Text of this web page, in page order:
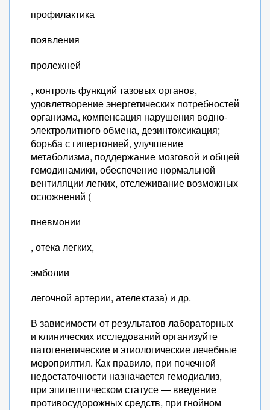
профилактика
появления
пролежней
, контроль функций тазовых органов,
удовлетворение энергетических потребностей
организма, компенсация нарушения водно-
электролитного обмена, дезинтоксикация;
борьба с гипертонией, улучшение
метаболизма, поддержание мозговой и общей
гемодинамики, обеспечение нормальной
вентиляции легких, отслеживание возможных
осложнений (
пневмонии
, отека легких,
эмболии
легочной артерии, ателектаза) и др.
В зависимости от результатов лабораторных
и клинических исследований организуйте
патогенетические и этиологические лечебные
мероприятия. Как правило, при почечной
недостаточности назначается гемодиализ,
при эпилептическом статусе — введение
противосудорожных средств, при гнойном